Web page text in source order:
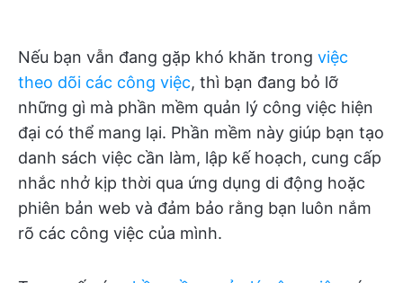
Nếu bạn vẫn đang gặp khó khăn trong việc
theo dõi các công việc, thì bạn đang bỏ lỡ
những gì mà phần mềm quản lý công việc hiện
đại có thể mang lại. Phần mềm này giúp bạn tạo
danh sách việc cần làm, lập kế hoạch, cung cấp
nhắc nhở kịp thời qua ứng dụng di động hoặc
phiên bản web và đảm bảo rằng bạn luôn nắm
rõ các công việc của mình.